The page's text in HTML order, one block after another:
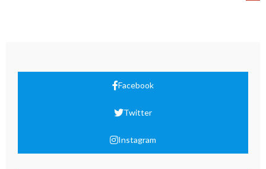
Facebook
Twitter
Instagram